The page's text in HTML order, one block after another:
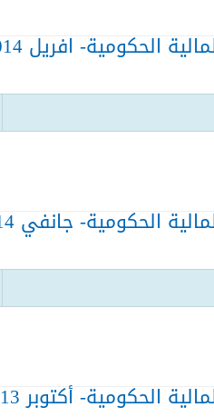
الحكومية- افريل 2014
الحكومية- جانفي 2014
الحكومية- أكتوبر 2013